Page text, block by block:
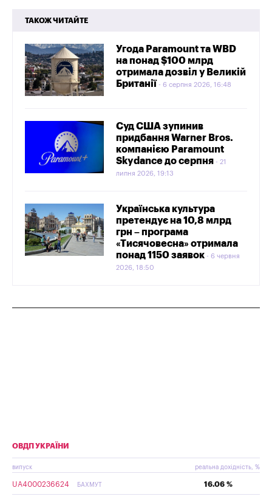
ТАКОЖ ЧИТАЙТЕ
Угода Paramount та WBD
на понад $100 млрд
отримала дозвіл у Великій
Британії
6 серпня 2026, 16:48
Суд США зупинив
придбання Warner Bros.
компанією Paramount
Skydance до серпня
21
липня 2026, 19:13
Українська культура
претендує на 10,8 млрд
грн – програма
«Тисячовесна» отримала
понад 1150 заявок
6 червня
2026, 18:50
ОВДП УКРАЇНИ
випуск реальна дохідність, %
UA4000236624 БАХМУТ 16.06 %